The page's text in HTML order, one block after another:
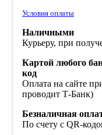
Условия оплаты
Наличными
Курьеру, при
Картой любого
код
Оплата на сайте
проводит Т-Банк)
Безналичная
По счету с QR-